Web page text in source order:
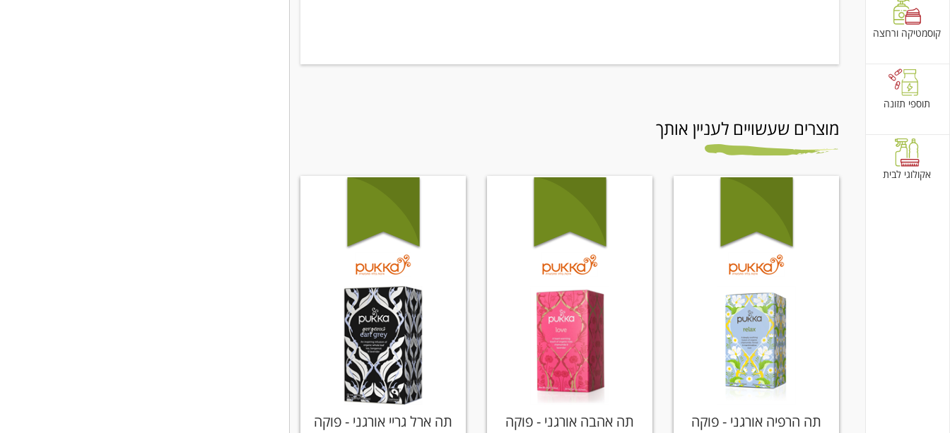
קוסמטיקה ורחצה
תוספי תזונה
אקולוגי לבית
מוצרים שעשויים לעניין אותך
תה הרפיה אורגני - פוקה תה אהבה אורגני - פוקה תה ארל גריי אורגני - פוקה